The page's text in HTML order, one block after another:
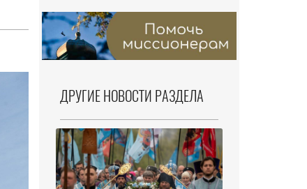
ДРУГИЕ НОВОСТИ РАЗДЕЛА